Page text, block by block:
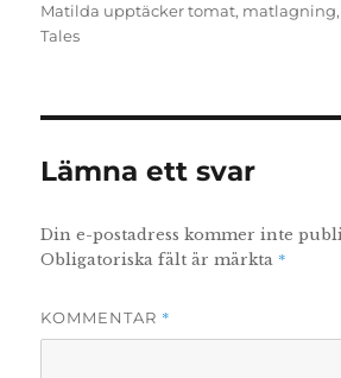
Matilda upptäcker tomat, matlagning,
Tales
Lämna ett svar
Din e-postadress kommer inte
Obligatoriska fält är märkta *
KOMMENTAR *